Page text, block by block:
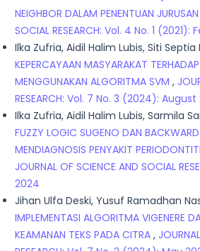
NEIGHBOR DALAM PENENTUAN JURUSAN
SOCIAL RESEARCH: Vol. 4 No. 1 (2021):
Ilka Zufria, Aidil Halim Lubis, Siti Septia
KEPERCAYAAN MASYARAKAT
MENGGUNAKAN ALGORITMA SVM ,
RESEARCH: Vol. 7 No. 3 (2024):
Ilka Zufria, Aidil Halim Lubis, Sarmila
FUZZY LOGIC SUGENO DAN
MENDIAGNOSIS PENYAKIT
JOURNAL OF SCIENCE AND SOCIAL
2024
Jihan Ulfa Deski, Yusuf Ramadhan
IMPLEMENTASI ALGORITMA VIGENERE
KEAMANAN TEKS PADA CITRA ,